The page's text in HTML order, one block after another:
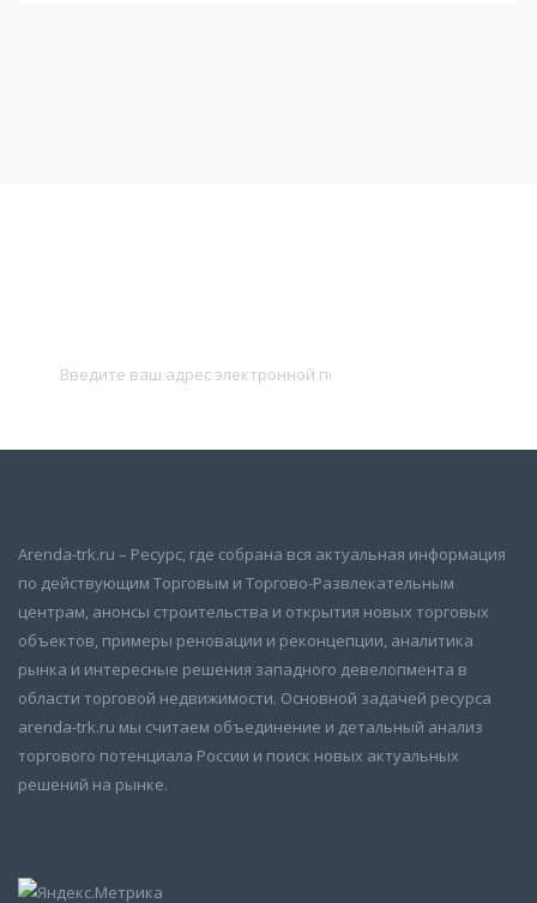
Arenda-trk.ru – Ресурс, где собрана вся актуальная информация
по действующим Торговым и Торгово-Развлекательным
центрам, анонсы строительства и открытия новых торговых
объектов, примеры реновации и реконцепции, аналитика
рынка и интересные решения западного девелопмента в
области торговой недвижимости. Основной задачей ресурса
arenda-trk.ru мы считаем объединение и детальный анализ
торгового потенциала России и поиск новых актуальных
решений на рынке.